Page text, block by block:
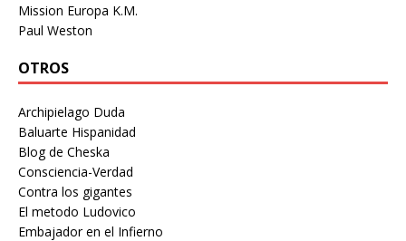
Mission Europa K.M.
Paul Weston
OTROS
Archipielago Duda
Baluarte Hispanidad
Blog de Cheska
Consciencia-Verdad
Contra los gigantes
El metodo Ludovico
Embajador en el Infierno